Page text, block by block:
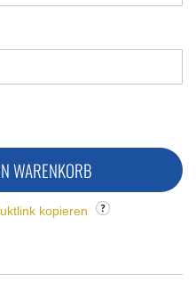
WARENKORB
kopieren